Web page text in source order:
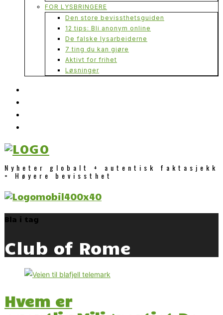
FOR LYSBRINGERE
Den store bevissthetsguiden
12 tips: Bli anonym online
De falske lysarbeiderne
7 ting du kan gjøre
Aktivt for frihet
Løsninger
Nyheter globalt + autentisk faktasjekk
= Høyere bevissthet
Bla i tag
Club of Rome
Hvem er